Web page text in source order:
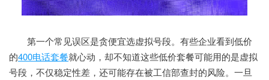
第一个常见误区是贪便宜选虚拟号段。有些企业看到低价
的400电话套餐就心动，却不知道这些低价套餐可能用的是虚拟
号段，不仅稳定性差，还可能存在被工信部查封的风险。一旦